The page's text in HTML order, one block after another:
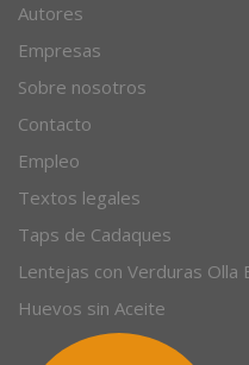
Autores
Empresas
Sobre nosotros
Contacto
Empleo
Textos legales
Taps de Cadaques
Lentejas con Verduras Olla
Huevos sin Aceite